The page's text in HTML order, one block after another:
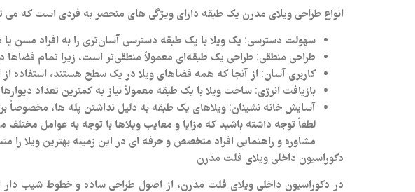
انواع طراحی ویلای مدرن یک طبقه دارای ویژگی‌ های منحصر به فردی است که می‌
سهولت دسترسی: یک ویلا با یک طبقه دسترسی آسان‌تری را به افراد مسن
طراحی منطقی: طراحی یک طبقه‌ای معمولاً منطقی‌تر است، زیرا تمام فضاها
کاربری آسان: از آنجا که همه فضاهای ویلا در یک سطح هستند، استفاده از
بازیافت انرژی: ساخت ویلا با یک طبقه معمولاً نیاز به کمترین تعداد
آسایش خانه‌ نشینان: ویلاهای یک طبقه به دلیل نداشتن پله‌ ها، مخصوصاً
لطفاً توجه داشته باشید که مزایا و معایب ویلاها با توجه به عوامل مختلف
مشاوره و راهنمایی افراد متخصص و حرفه ای در این زمینه بهترین ویلا را
دکوراسیون داخلی ویلای فلت مدرن
در دکوراسیون داخلی ویلای فلت مدرن، از اصول طراحی ساده و خطوط شیب